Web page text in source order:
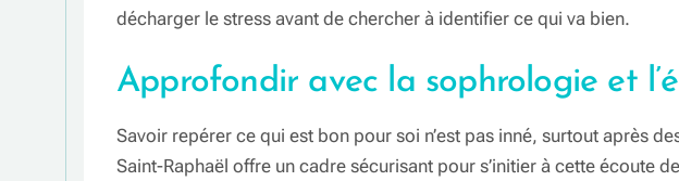
décharger le stress avant de chercher à identifier ce qui va bien.
Approfondir avec la sophrologie et
Savoir repérer ce qui est bon pour soi n’est pas inné, surtout après
Saint-Raphaël offre un cadre sécurisant pour s’initier à cette écoute